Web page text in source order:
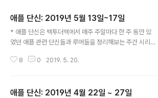
애플 단신: 2019년 5월 13일~17일
* 애플 단신은 백투더맥에서 매주 주말마다 한 주 동안 있
었던 애플 관련 단신들과 루머들을 정리해보는 주간 시리
서 iOS 고객들이 애플을 상대로 낸 앱 스토어 반독점 소송
부과하는 수수료 30%를 문제 삼았습니다. iOS 앱은 대기
8 0 2019. 5. 20.
애플 단신: 2019년 4월 22일 ~ 27일